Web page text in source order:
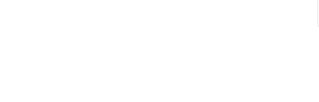
指出，尽管企业努力实现数字
也导致开发费用增加。随着软